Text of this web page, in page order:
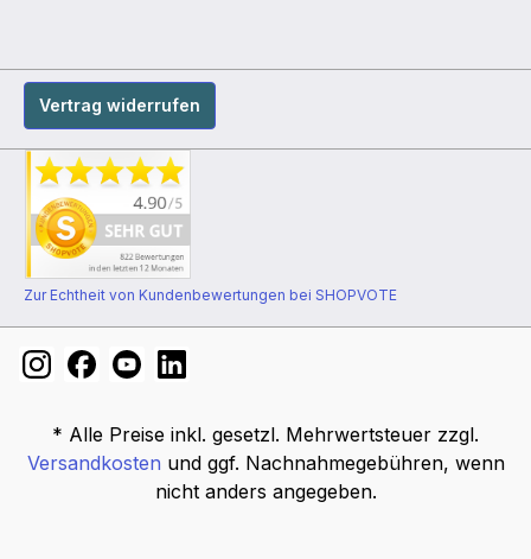
Vertrag widerrufen
Zur Echtheit von Kundenbewertungen bei SHOPVOTE
* Alle Preise inkl. gesetzl. Mehrwertsteuer zzgl.
Versandkosten und ggf. Nachnahmegebühren, wenn
nicht anders angegeben.